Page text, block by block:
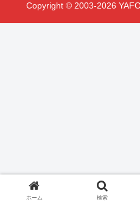
Copyright © 2003-2026
ホーム 検索